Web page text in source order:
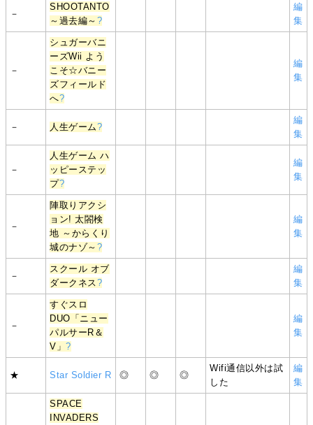
－
SHOOTANTO
～過去編～ ?
編
集
－
シュガーバニ
ーズWii よう
こそ☆バニー
ズフィールド
へ?
編
集
－ 人生ゲーム?
編
集
－
人生ゲーム ハ
ッピーステッ
プ?
編
集
－
陣取りアクシ
ョン! 太閤検
地 ～からくり
城のナゾ～ ?
編
集
－
スクール オブ
ダークネス ?
編
集
－
すぐスロ
DUO「ニュー
パルサーR＆
V」?
編
集
★ Star Soldier R ◎ ◎ ◎
Wifi通信以外は試
した
編
集
SPACE
INVADERS